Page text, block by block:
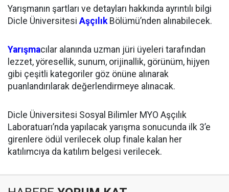
Yarışmanın şartları ve detayları hakkında ayrıntılı bilgi
Dicle Üniversitesi AşçılıkBölümü’nden alınabilecek.
Yarışmacılar alanında uzman jüri üyeleri tarafından
lezzet, yöresellik, sunum, orijinallik, görünüm, hijyen
gibi çeşitli kategoriler göz önüne alınarak
puanlandırılarak değerlendirmeye alınacak.
Dicle Üniversitesi Sosyal Bilimler MYO Aşçılık
Laboratuarı’nda yapılacak yarışma sonucunda ilk 3’e
girenlere ödül verilecek olup finale kalan her
katılımcıya da katılım belgesi verilecek.